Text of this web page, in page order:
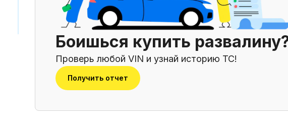
Боишься купить
Проверь любой VIN и узнай историю ТС!
Получить отчет